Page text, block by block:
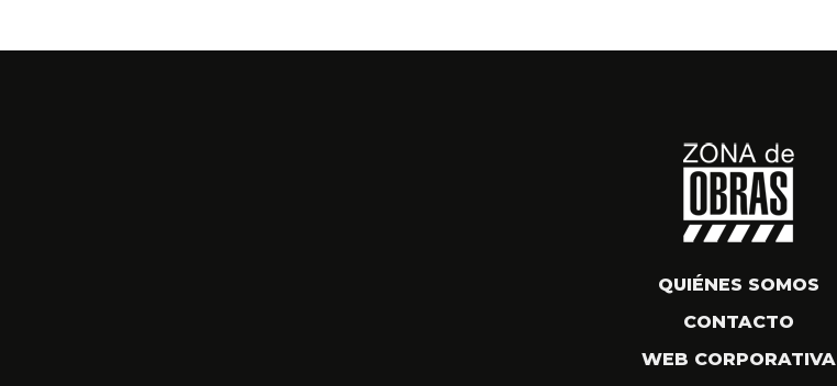
QUIÉNES SOMOS
CONTACTO
WEB CORPORATIVA